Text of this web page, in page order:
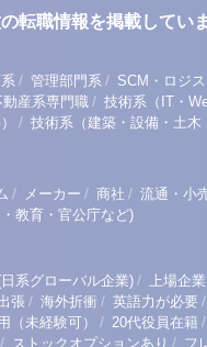
転職情報を掲載していま
/ 管理部門系 / SCM・ロジ
動産系専門職 / 技術系（IT・
/ 技術系（建築・設備・土木
/ メーカー / 商社 / 流通・小
教育・官公庁など)
系グローバル企業)/ 上場企業
張 / 海外折衝 / 英語力が必要 /
（未経験可） / 20代役員在籍 /
/ ストックオプションあり / フ